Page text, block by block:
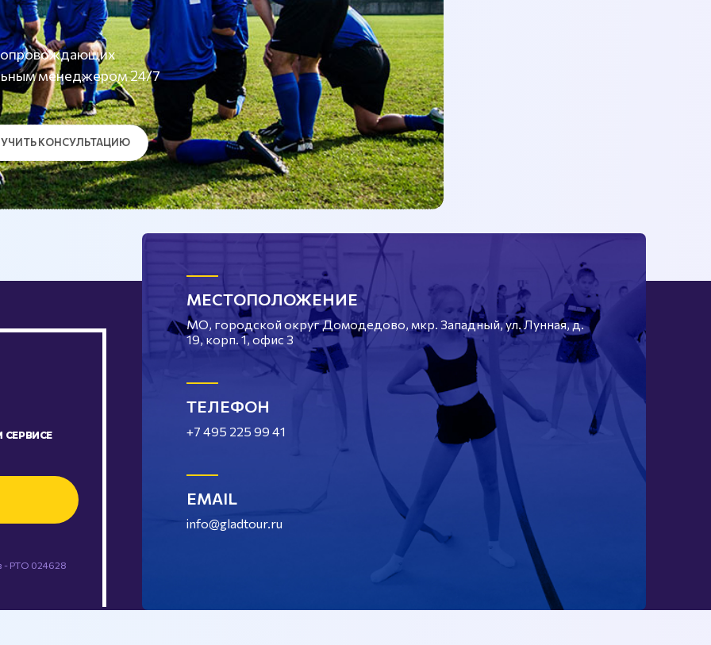
менеджером 24/7
КОНСУЛЬТАЦИЮ
- РТО 024628
МЕСТОПОЛОЖЕНИЕ
МО, городской округ Домодедово, мкр. Западный, ул. Лунная, д.
19, корп. 1, офис 3
ТЕЛЕФОН
+7 495 225 99 41
EMAIL
info@gladtour.ru